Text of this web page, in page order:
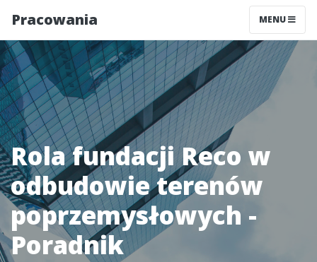
Pracowania MENU
Rola fundacji Reco w
odbudowie terenów
poprzemysłowych -
Poradnik